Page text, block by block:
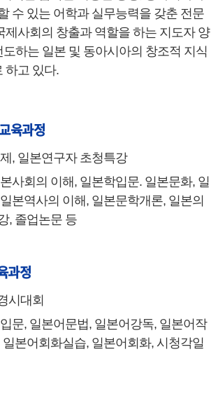
수 있는 어학과 실무능력을 갖춘 전문
제사회의 창출과 역할을 하는 지도자 양
도하는 일본 및 동아시아의 창조적 지식
하고 있다.
육과정
, 일본연구자 초청특강
사회의 이해, 일본학입문. 일본문화, 일
본역사의 이해, 일본문학개론, 일본의
, 졸업논문 등
과정
시대회
문, 일본어문법, 일본어강독, 일본어작
본어회화실습, 일본어회화, 시청각일